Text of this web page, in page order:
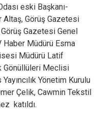
eski Başkanı-
Altaş, Görüş Gazetesi
Gazetesi Genel
Haber Müdürü Esma
Müdürü Latif
Gönüllüleri Meclisi
Yönetim Kurulu
Çelik, Cawmin Tekstil
katıldı.